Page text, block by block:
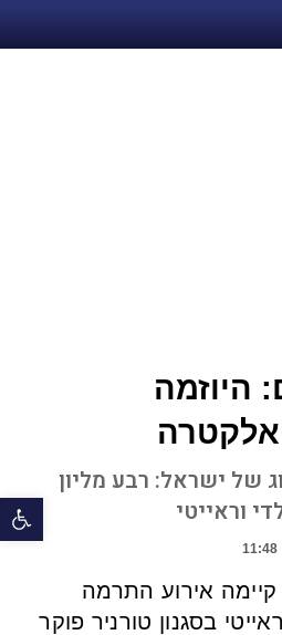
היוזמה
של ישראל: רבע מליון
וראייטי
11:48
קיימה אירוע התרמה
בסגנון טורניר פוקר